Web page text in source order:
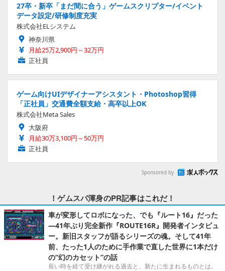
27卒・新卒「まだ間に合う」ゲームスクリプター/イベント
データ設定/研修制度充実
株式会社ELシステム
神奈川県
月給25万2,900円～32万円
正社員
ゲーム向けUIデザイナーアシスタント・Photoshop習得
「正社員」交通費全額支給・高卒以上OK
株式会社Meta Sales
大阪府
月給30万3,100円～50万円
正社員
Sponsored by
！ゲムスパ渾身のPR記事はこれだ！
車が変形してロボになった、でも『ルート16』だった
―41年ぶり完全新作『ROUTE16R』開発者インタビュ
ー。新旧スタッフが語るシリーズの魂。そして41年
前、たった1人のために手作業で直した世界に1本だけ
の“幻のカセット”の話
長い時を経て受け継がれる過去と、新たに生まれるものとは。